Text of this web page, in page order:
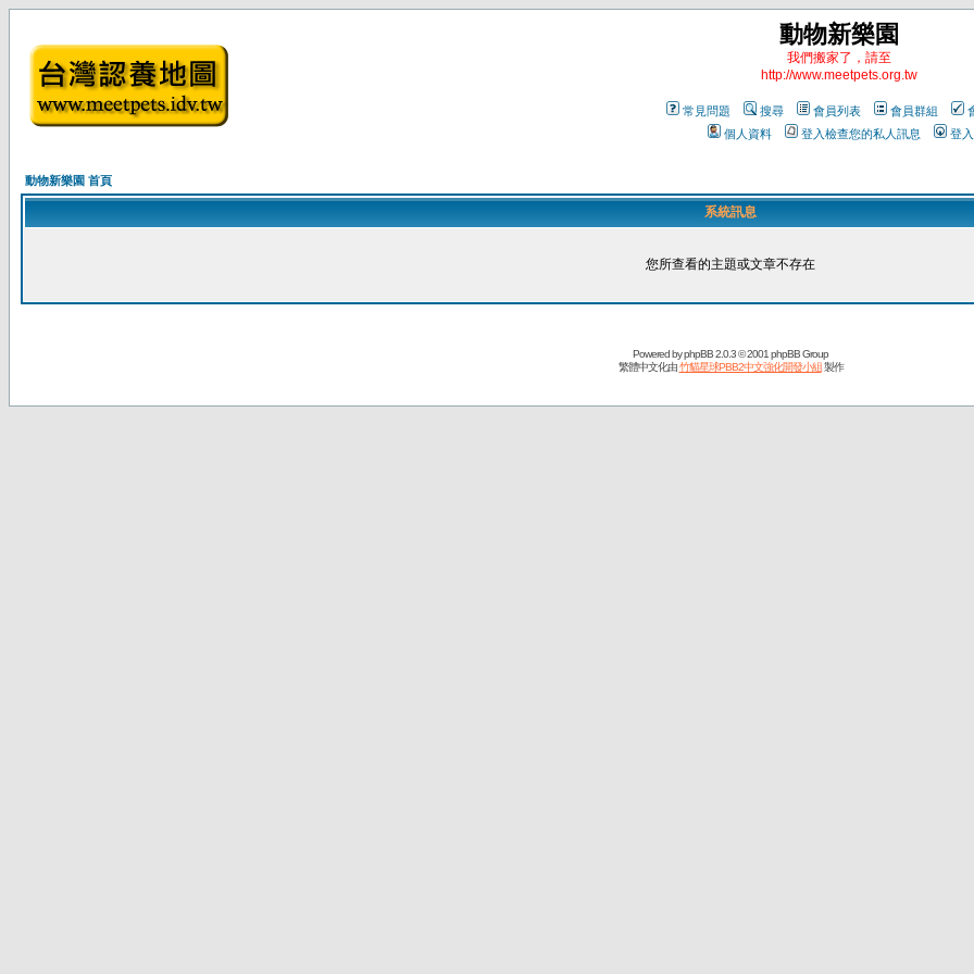
動物新樂園
我們搬家了，請至
http://www.meetpets.org.tw
常見問題 搜尋 會員列表 會員群組
個人資料
登入檢查您的私人訊息 登入
動物新樂園 首頁
系統訊息
您所查看的主題或文章不存在
Powered byphpBB2.0.3 © 2001 phpBB Group
繁體中文化由竹貓星球PBB2中文強化開發小組製作